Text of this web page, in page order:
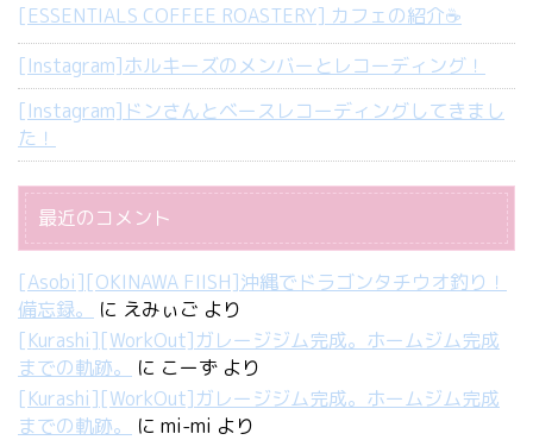
[ESSENTIALS COFFEE ROASTERY] カフェの紹介☕️
[Instagram]ホルキーズのメンバーとレコーディング！
[Instagram]ドンさんとベースレコーディングしてきまし
た！
最近のコメント
[Asobi][OKINAWA FIISH]沖縄でドラゴンタチウオ釣り！
備忘録。
に えみぃご より
[Kurashi][WorkOut]ガレージジム完成。ホームジム完成
までの軌跡。
に こーず より
[Kurashi][WorkOut]ガレージジム完成。ホームジム完成
までの軌跡。
に mi-mi より